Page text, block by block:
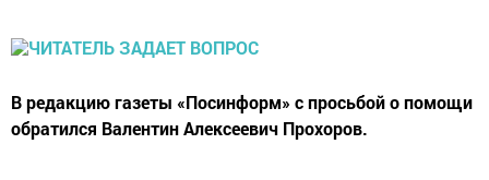
В редакцию газеты «Посинформ» с просьбой о помощи
обратился Валентин Алексеевич Прохоров.